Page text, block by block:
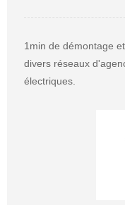
1min de démontage
divers réseaux
électriques.